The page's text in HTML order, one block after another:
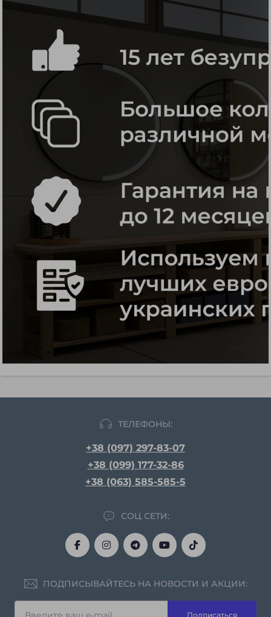
ТЕЛЕФОНЫ:
+38 (097) 297-83-07
+38 (099) 177-32-86
+38 (063) 585-585-5
СОЦ СЕТИ:
ПОДПИСЫВАЙТЕСЬ НА НОВОСТИ И АКЦИИ:
Подписаться